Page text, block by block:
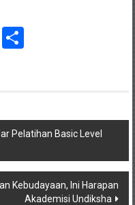
Share
Pelatihan Basic Level
Kebudayaan, Ini Harapan
Akademisi Undiksha